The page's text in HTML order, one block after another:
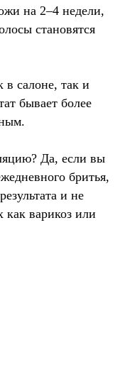
на 2–4 недели,
становятся
салоне, так и
бывает более
Да, если вы
бритья,
и не
как варикоз или